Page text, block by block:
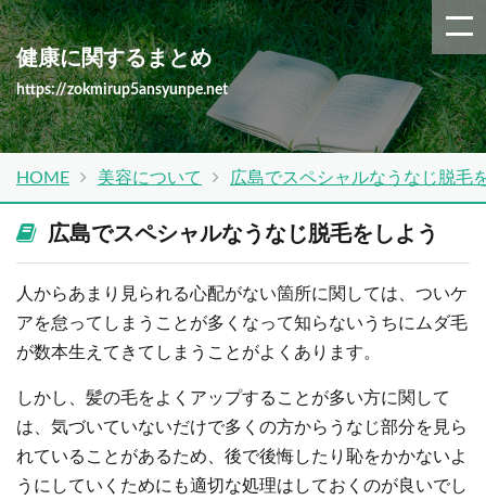
健康に関するまとめ
https://zokmirup5ansyunpe.net
HOME 美容について 広島でスペシャルなうなじ脱毛
広島でスペシャルなうなじ脱毛をしよう
人からあまり見られる心配がない箇所に関しては、ついケ
アを怠ってしまうことが多くなって知らないうちにムダ毛
が数本生えてきてしまうことがよくあります。
しかし、髪の毛をよくアップすることが多い方に関して
は、気づいていないだけで多くの方からうなじ部分を見ら
れていることがあるため、後で後悔したり恥をかかないよ
うにしていくためにも適切な処理はしておくのが良いでし